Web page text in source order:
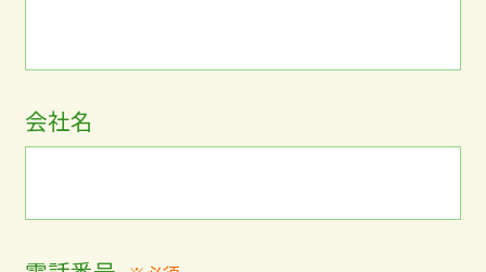
会社名